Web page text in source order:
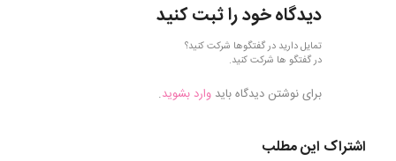
دیدگاه خود را ثبت کنید
تمایل دارید در گفتگوها شرکت کنید؟
در گفتگو ها شرکت کنید.
برای نوشتن دیدگاه باید وارد بشوید.
اشتراک این مطلب